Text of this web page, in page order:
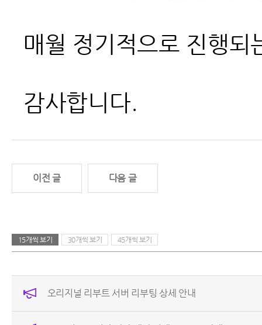
매월 정기적으로 진행
감사합니다.
이전 글 다음 글
15개씩 보기 30개씩 보기 45개씩 보기
오리지널 리부트 서버 리부팅 상세 안내